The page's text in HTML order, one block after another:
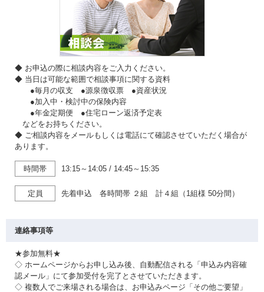
◆ お申込の際に相談内容をご入力ください。
◆ 当日は可能な範囲で相談事項に関する資料
●毎月の収支 ●源泉徴収票 ●資産状況
●加入中・検討中の保険内容
●年金定期便 ●住宅ローン返済予定表
などをお持ちください。
◆ ご相談内容をメールもしくは電話にて確認させていただく場合が
あります。
時間帯 13:15～14:05 / 14:45～15:35
定員 先着申込 各時間帯 ２組 計４組（1組様 50分間）
連絡事項等
★参加無料★
◇ ホームページからお申し込み後、自動配信される「申込み内容確
認メール」にて参加受付を完了とさせていただきます。
◇ 複数人でご来場される場合は、お申込みページ「その他ご要望」